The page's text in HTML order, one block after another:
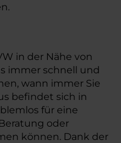
in der Nähe von
immer schnell und
wann immer Sie
befindet sich in
für eine
oder
können. Dank der